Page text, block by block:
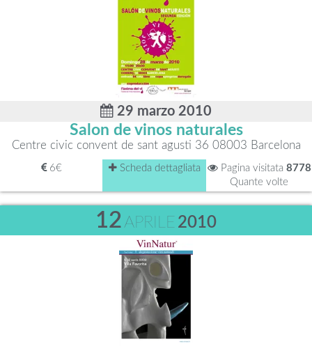
29 marzo 2010
Salon de vinos naturales
Centre civic convent de sant agusti 36 08003 Barcelona
6€ Scheda dettagliata Pagina visitata 8778
Quante volte
12APRILE 2010